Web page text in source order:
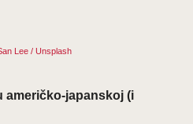
Lee / Unsplash
američko-japanskoj (i